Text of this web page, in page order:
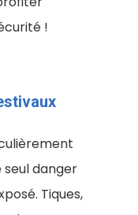
!
danger
Tiques,